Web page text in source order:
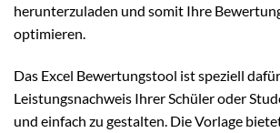
herunterzuladen und somit Ihre
optimieren.
Das Excel Bewertungstool ist speziell
Leistungsnachweis Ihrer Schüler oder
und einfach zu gestalten. Die Vorlage